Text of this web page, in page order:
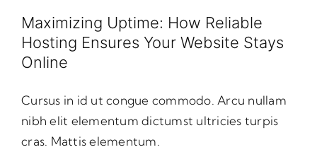
Maximizing Uptime: How Reliable
Hosting Ensures Your Website Stays
Online
Cursus in id ut congue commodo. Arcu nullam
nibh elit elementum dictumst ultricies turpis
cras. Mattis elementum.